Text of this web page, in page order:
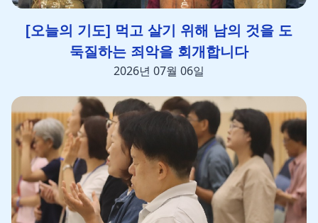
[오늘의 기도] 먹고 살기 위해 남의 것을 도
둑질하는 죄악을 회개합니다
2026년 07월 06일